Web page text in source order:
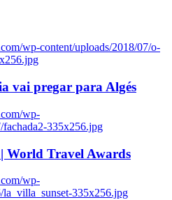
wp-content/uploads/2018/07/o-
vai pregar para Algés
wp-
fachada2-335x256.jpg
World Travel Awards
wp-
la_villa_sunset-335x256.jpg